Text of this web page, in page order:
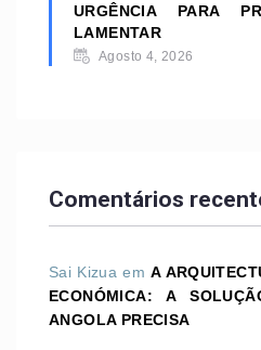
URGÊNCIA PARA
LAMENTAR
Agosto 4, 2026
Comentários
Sai Kizua emA
ECONÓMICA: A
ANGOLA PRECISA